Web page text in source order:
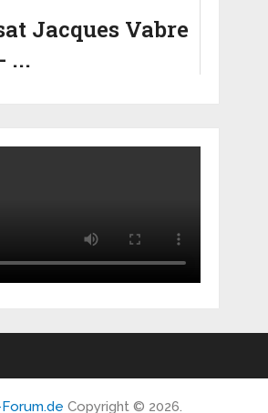
Jacques Vabre
...
Copyright © 2026.